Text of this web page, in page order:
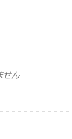
せん